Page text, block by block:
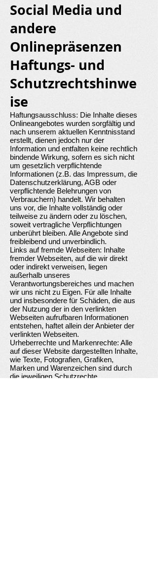
Social Media und
andere
Onlinepräsenzen
Haftungs- und
Schutzrechtshinwe
ise
Haftungsausschluss: Die Inhalte dieses
Onlineangebotes wurden sorgfältig und
nach unserem aktuellen Kenntnisstand
erstellt, dienen jedoch nur der
Information und entfalten keine rechtlich
bindende Wirkung, sofern es sich nicht
um gesetzlich verpflichtende
Informationen (z.B. das Impressum, die
Datenschutzerklärung, AGB oder
verpflichtende Belehrungen von
Verbrauchern) handelt. Wir behalten
uns vor, die Inhalte vollständig oder
teilweise zu ändern oder zu löschen,
soweit vertragliche Verpflichtungen
unberührt bleiben. Alle Angebote sind
freibleibend und unverbindlich.
Links auf fremde Webseiten: Inhalte
fremder Webseiten, auf die wir direkt
oder indirekt verweisen, liegen
außerhalb unseres
Verantwortungsbereiches und machen
wir uns nicht zu Eigen. Für alle Inhalte
und insbesondere für Schäden, die aus
der Nutzung der in den verlinkten
Webseiten aufrufbaren Informationen
entstehen, haftet allein der Anbieter der
verlinkten Webseiten.
Urheberrechte und Markenrechte: Alle
auf dieser Website dargestellten Inhalte,
wie Texte, Fotografien, Grafiken,
Marken und Warenzeichen sind durch
die jeweiligen Schutzrechte